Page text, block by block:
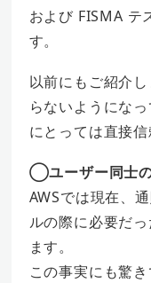
および FISMA テ
す。
以前にもご紹介
らないようにな
にとっては直接信
◯ユーザー同士の
AWSでは現在、
ルの際に必要だ
ます。
この事実にも驚